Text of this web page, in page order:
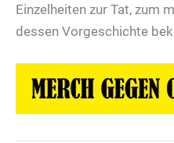
Einzelheiten zur Tat, zum
dessen Vorgeschichte